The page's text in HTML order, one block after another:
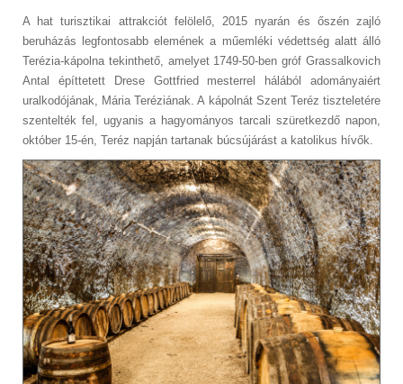
A hat turisztikai attrakciót felölelő, 2015 nyarán és őszén zajló
beruházás legfontosabb elemének a műemléki védettség alatt álló
Terézia-kápolna tekinthető, amelyet 1749-50-ben gróf Grassalkovich
Antal építtetett Drese Gottfried mesterrel hálából adományaiért
uralkodójának, Mária Teréziának. A kápolnát Szent Teréz tiszteletére
szentelték fel, ugyanis a hagyományos tarcali szüretkezdő napon,
október 15-én, Teréz napján tartanak búcsújárást a katolikus hívők.